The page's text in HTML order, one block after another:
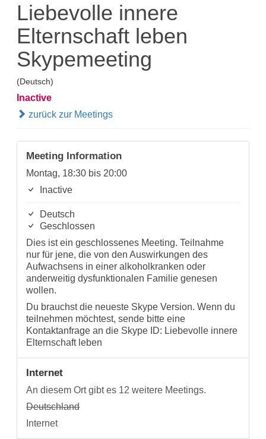
Liebevolle innere
Elternschaft leben
Skypemeeting
(Deutsch)
Inactive
zurück zur Meetings
Meeting Information
Montag, 18:30 bis 20:00
Inactive
Deutsch
Geschlossen
Dies ist ein geschlossenes Meeting. Teilnahme
nur für jene, die von den Auswirkungen des
Aufwachsens in einer alkoholkranken oder
anderweitig dysfunktionalen Familie genesen
wollen.
Du brauchst die neueste Skype Version. Wenn du
teilnehmen möchtest, sende bitte eine
Kontaktanfrage an die Skype ID: Liebevolle innere
Elternschaft leben
Internet
An diesem Ort gibt es 12 weitere Meetings.
Deutschland
Internet